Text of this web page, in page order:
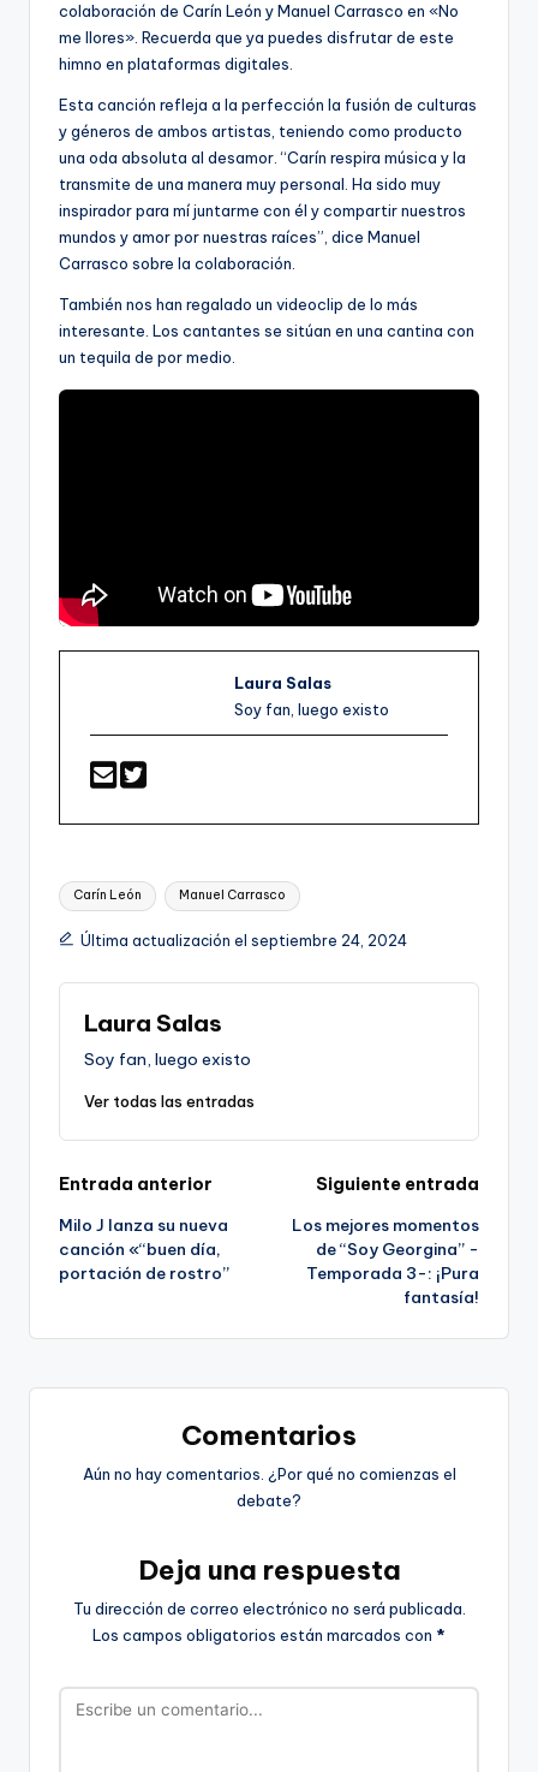
colaboración de Carín León y Manuel Carrasco en «No
me llores». Recuerda que ya puedes disfrutar de este
himno en plataformas digitales.
Esta canción refleja a la perfección la fusión de culturas
y géneros de ambos artistas, teniendo como producto
una oda absoluta al desamor. “Carín respira música y la
transmite de una manera muy personal. Ha sido muy
inspirador para mí juntarme con él y compartir nuestros
mundos y amor por nuestras raíces”, dice Manuel
Carrasco sobre la colaboración.
También nos han regalado un videoclip de lo más
interesante. Los cantantes se sitúan en una cantina con
un tequila de por medio.
Laura Salas
Soy fan, luego existo
Etiquetas:
Carín León Manuel Carrasco
Última actualización el septiembre 24, 2024
Laura Salas
Soy fan, luego existo
Ver todas las entradas
Navegación
de
entradas
Entrada anterior
Milo J lanza su nueva
canción «“buen día,
portación de rostro”
Siguiente entrada
Los mejores momentos
de “Soy Georgina” -
Temporada 3-: ¡Pura
fantasía!
Comentarios
Aún no hay comentarios. ¿Por qué no comienzas el
debate?
Deja una respuesta
Tu dirección de correo electrónico no será publicada.
Los campos obligatorios están marcados con *